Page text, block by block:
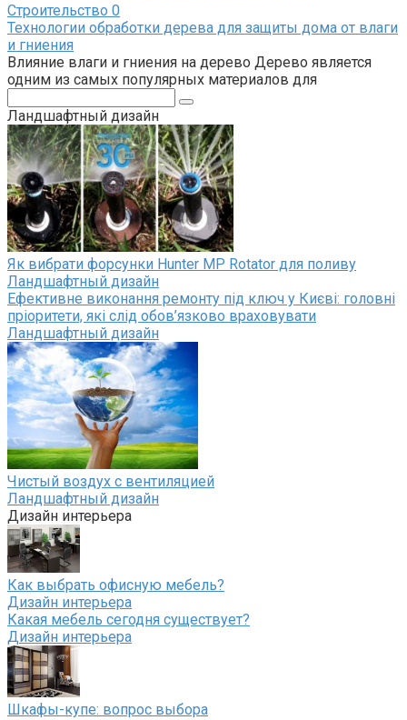
Строительство 0
Технологии обработки дерева для защиты дома от влаги
и гниения
Влияние влаги и гниения на дерево Дерево является
одним из самых популярных материалов для
Ландшафтный дизайн
Як вибрати форсунки Hunter MP Rotator для поливу
Ландшафтный дизайн
Ефективне виконання ремонту під ключ у Києві: головні
пріоритети, які слід обов’язково враховувати
Ландшафтный дизайн
Чистый воздух с вентиляцией
Ландшафтный дизайн
Дизайн интерьера
Как выбрать офисную мебель?
Дизайн интерьера
Какая мебель сегодня существует?
Дизайн интерьера
Шкафы-купе: вопрос выбора